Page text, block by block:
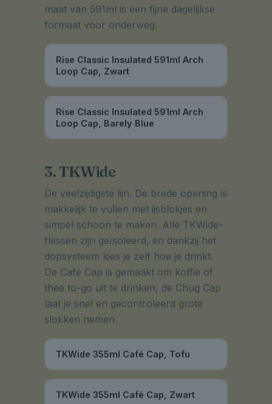
maat van 591ml is een fijne dagelijkse
formaat voor onderweg.
Rise Classic Insulated 591ml Arch
Loop Cap, Zwart
Rise Classic Insulated 591ml Arch
Loop Cap, Barely Blue
3. TKWide
De veelzijdigste lijn. De brede opening is
makkelijk te vullen met ijsblokjes en
simpel schoon te maken. Alle TKWide-
flessen zijn geïsoleerd, en dankzij het
dopsysteem kies je zelf hoe je drinkt.
De Café Cap is gemaakt om koffie of
thee to-go uit te drinken, de Chug Cap
laat je snel en gecontroleerd grote
slokken nemen.
TKWide 355ml Café Cap, Tofu
TKWide 355ml Café Cap, Zwart